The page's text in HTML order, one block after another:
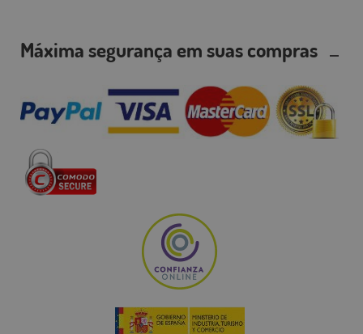
Máxima segurança em suas compras